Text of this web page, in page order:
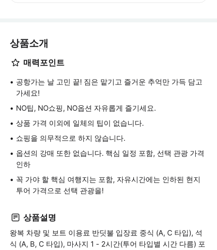
상품소개
매력포인트
공항가는 날 고민 끝! 짐은 맡기고 즐거운 추억만 가득 담고
가세요!
NO팁, NO쇼핑, NO옵션 자유롭게 즐기세요.
상품 가격 이외에 일체의 팁이 없습니다.
쇼핑을 의무적으로 하지 않습니다.
옵션의 강매 또한 없습니다. 핵심 일정 포함, 선택 관광 가격
인하
꼭 가야 할 핵심 여행지는 포함, 자유시간에는 인하된 현지
투어 가격으로 선택 관광을!
상품설명
왕복 차량 및 보트 이용료 반딧불 입장료 중식 (A, C 타입), 석
식 (A, B, C 타입), 마사지 1 - 2시간(투어 타입별 시간 다름) 포